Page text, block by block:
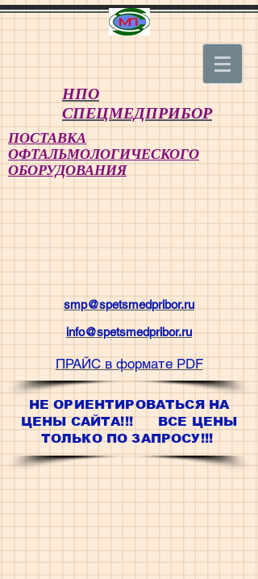
НПО
СПЕЦМЕДПРИБОР
ПОСТАВКА
ОФТАЛЬМОЛОГИЧЕСКОГО
ОБОРУДОВАНИЯ
smp@spetsmedpribor.ru
info@spetsmedpribor.ru
ПРАЙС в формате PDF
НЕ ОРИЕНТИРОВАТЬСЯ НА
ЦЕНЫ САЙТА!!! ВСЕ ЦЕНЫ
ТОЛЬКО ПО ЗАПРОСУ!!!